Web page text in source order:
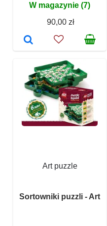
W magazynie (7)
90,00 zł
Art puzzle
Sortowniki puzzli - Art